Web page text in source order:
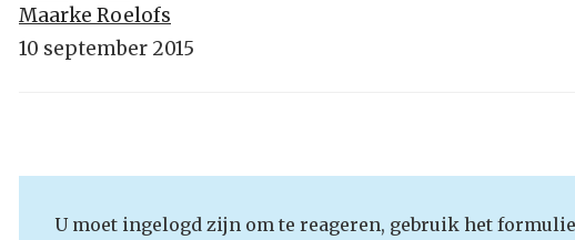
Maarke Roelofs
10 september 2015
U moet ingelogd zijn om te reageren, gebruik het